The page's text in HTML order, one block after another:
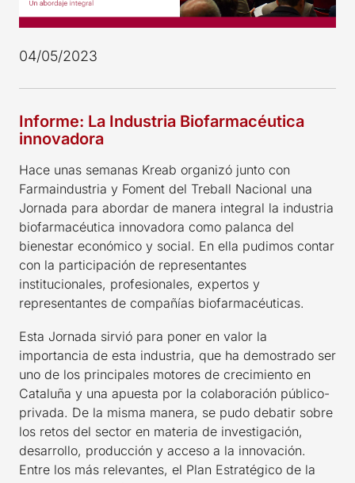
04/05/2023
Informe: La Industria Biofarmacéutica
innovadora
Hace unas semanas Kreab organizó junto con
Farmaindustria y Foment del Treball Nacional una
Jornada para abordar de manera integral la industria
biofarmacéutica innovadora como palanca del
bienestar económico y social. En ella pudimos contar
con la participación de representantes
institucionales, profesionales, expertos y
representantes de compañías biofarmacéuticas.
Esta Jornada sirvió para poner en valor la
importancia de esta industria, que ha demostrado ser
uno de los principales motores de crecimiento en
Cataluña y una apuesta por la colaboración público-
privada. De la misma manera, se pudo debatir sobre
los retos del sector en materia de investigación,
desarrollo, producción y acceso a la innovación.
Entre los más relevantes, el Plan Estratégico de la